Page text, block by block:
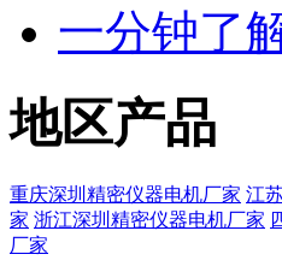
一分钟了
地区产品
重庆深圳精密仪器电机厂家 江
家 浙江深圳精密仪器电机厂家
厂家